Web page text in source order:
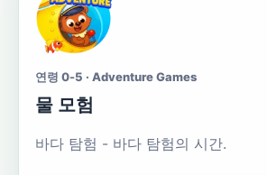
연령 0-5 · Adventure Games
물 모험
바다 탐험 - 바다 탐험의 시간.